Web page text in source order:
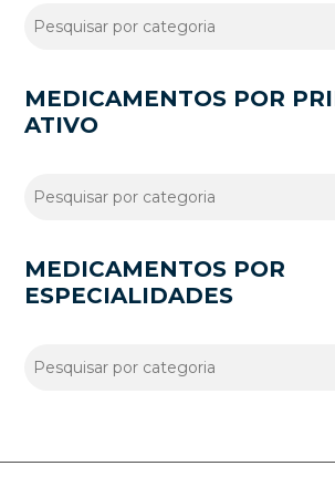
MEDICAMENTOS POR
ATIVO
MEDICAMENTOS POR
ESPECIALIDADES